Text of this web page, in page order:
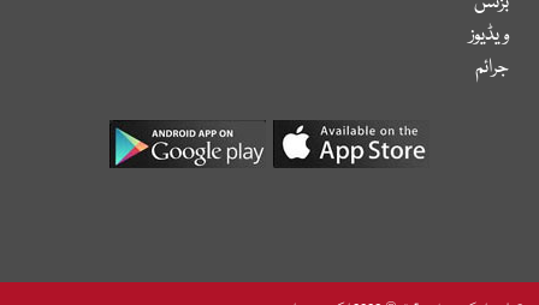
ویڈیوز
جرائم